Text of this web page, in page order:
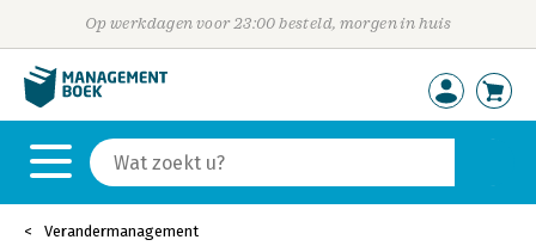
Op werkdagen voor 23:00 besteld, morgen in huis
Verandermanagement